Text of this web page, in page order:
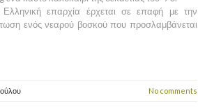
επαρχία έρχεται σε επαφή με την
ενός νεαρού βοσκού που προσλαμβάνεται
No comments